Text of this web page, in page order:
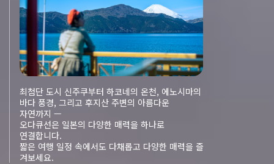
최첨단 도시 신주쿠부터 하코네의 온천, 에노시마의
바다 풍경, 그리고 후지산 주변의 아름다운
자연까지 —
오다큐선은 일본의 다양한 매력을 하나로
연결합니다.
짧은 여행 일정 속에서도 다채롭고 다양한 매력을 즐
겨보세요.